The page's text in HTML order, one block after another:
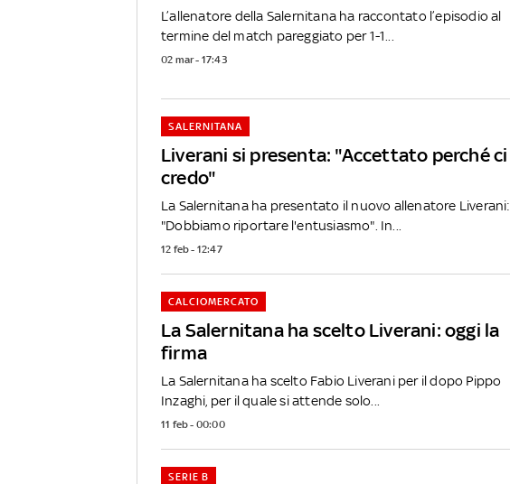
L’allenatore della Salernitana ha raccontato l’episodio al
termine del match pareggiato per 1-1...
02 mar - 17:43
Liverani si presenta: "Accettato perché ci
credo"
SALERNITANA
La Salernitana ha presentato il nuovo allenatore Liverani:
"Dobbiamo riportare l'entusiasmo". In...
12 feb - 12:47
La Salernitana ha scelto Liverani: oggi la
firma
CALCIOMERCATO
La Salernitana ha scelto Fabio Liverani per il dopo Pippo
Inzaghi, per il quale si attende solo...
11 feb - 00:00
SERIE B